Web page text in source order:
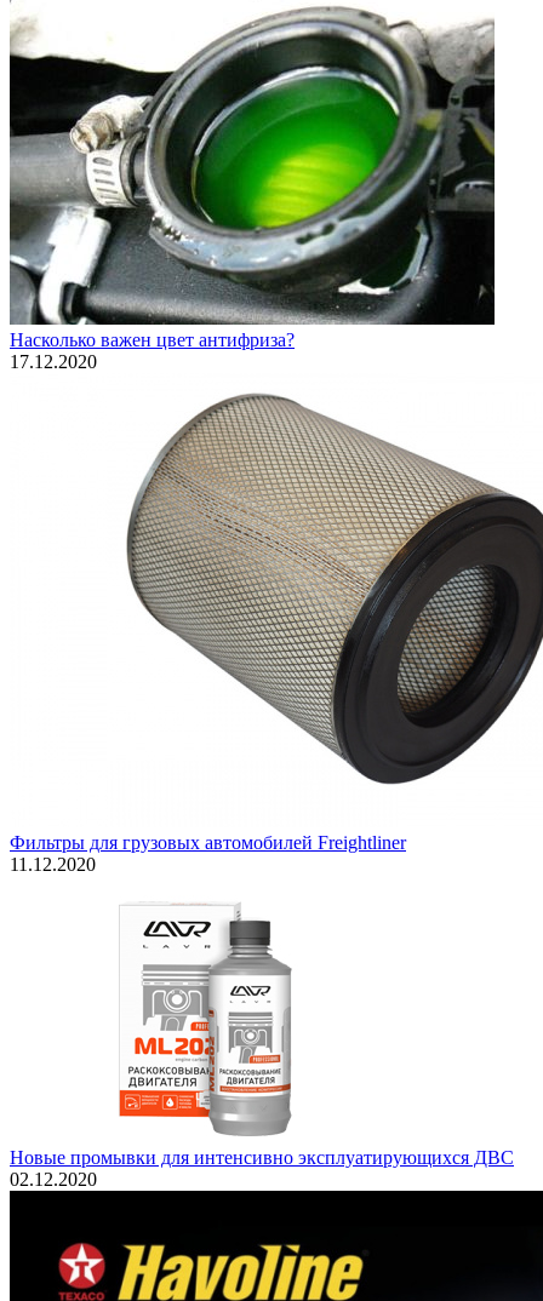
Насколько важен цвет антифриза?
17.12.2020
Фильтры для грузовых автомобилей Freightliner
11.12.2020
Новые промывки для интенсивно эксплуатирующихся ДВС
02.12.2020